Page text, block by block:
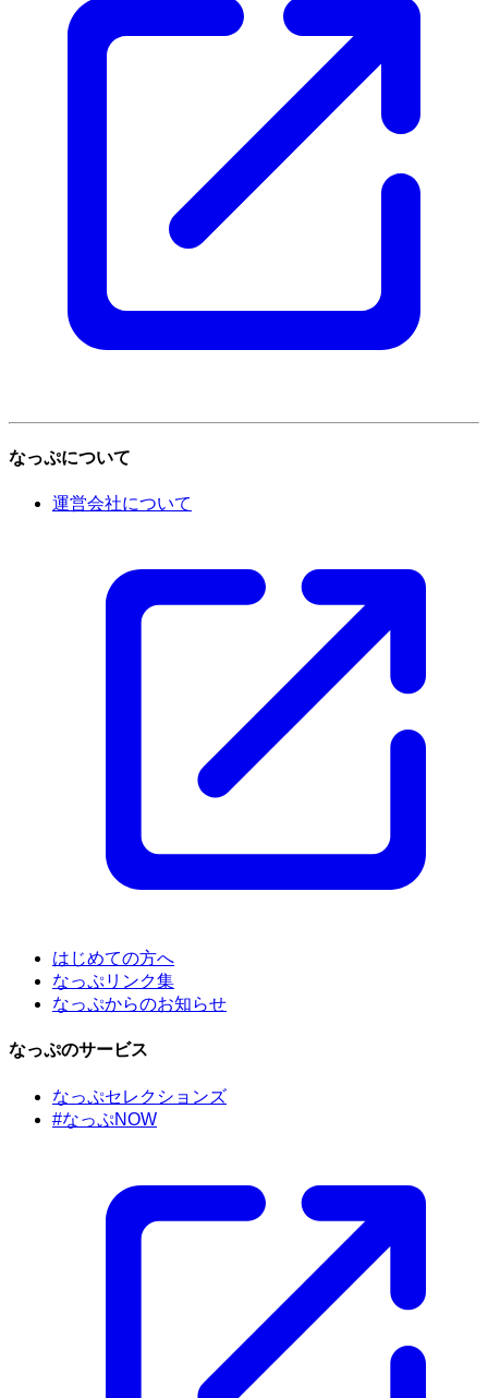
なっぷについて
運営会社について
はじめての方へ
なっぷリンク集
なっぷからのお知らせ
なっぷのサービス
なっぷセレクションズ
#なっぷNOW